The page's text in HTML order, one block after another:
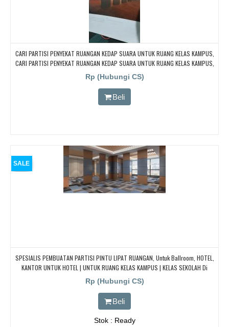
CARI PARTISI PENYEKAT RUANGAN KEDAP SUARA UNTUK RUANG KELAS KAMPUS,
CARI PARTISI PENYEKAT RUANGAN KEDAP SUARA UNTUK RUANG KELAS KAMPUS,
CARI PARTISI PENYEKAT RUANGAN KEDAP SUARA UNTUK RUANG KELAS KAMPUS,
CARI PARTISI PENYEKAT RUANGAN KEDAP SUARA UNTUK RUANG KELAS KAMPUS,
CARI PARTISI PENYEKAT RUANGAN KEDAP SUARA UNTUK RUANG KELAS KAMPUS
Rp (Hubungi CS)
Beli
SALE
SPESIALIS PEMBUATAN PARTISI PINTU LIPAT RUANGAN, Untuk Ballroom, HOTEL,
KANTOR UNTUK HOTEL | UNTUK RUANG KELAS KAMPUS | KELAS SEKOLAH Di
BANDUNG, JAKARTA, BEKASI, TANGERANG
Rp (Hubungi CS)
Beli
Stok : Ready